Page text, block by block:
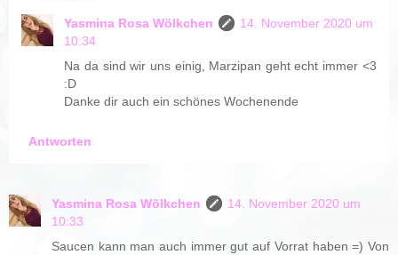
Yasmina Rosa Wölkchen
14. November 2020 um
10:34
Na da sind wir uns einig, Marzipan geht echt immer <3
:D
Danke dir auch ein schönes Wochenende
Antworten
Yasmina Rosa Wölkchen
14. November 2020 um
10:33
Saucen kann man auch immer gut auf Vorrat haben =) Von